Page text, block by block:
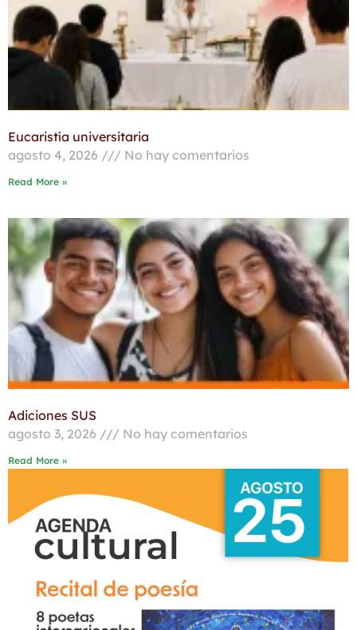
Eucaristía universitaria
agosto 4, 2026
No hay comentarios
Read More »
Adiciones SUS
agosto 3, 2026
No hay comentarios
Read More »